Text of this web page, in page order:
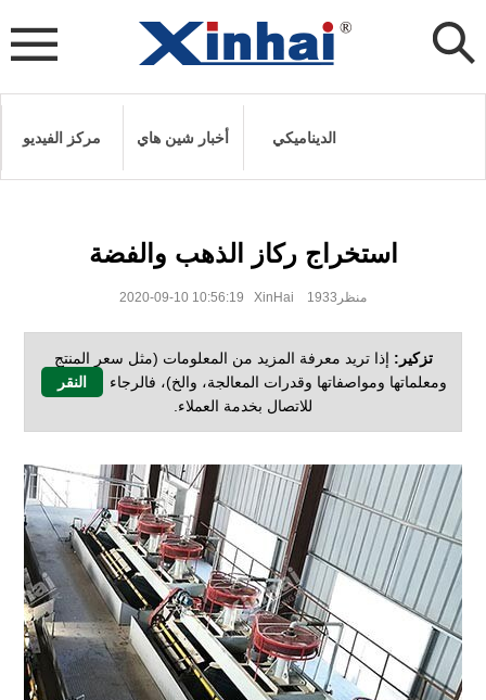
مركز الفيديو أخبار شين هاي الديناميكي
استخراج ركاز الذهب والفضة
2020-09-10 10:56:19 XinHai منظر1933
تزكير: إذا تريد معرفة المزيد من المعلومات (مثل سعر المنتج
ومعلماتها ومواصفاتها وقدرات المعالجة، والخ)، فالرجاء
النقر
للاتصال بخدمة العملاء.